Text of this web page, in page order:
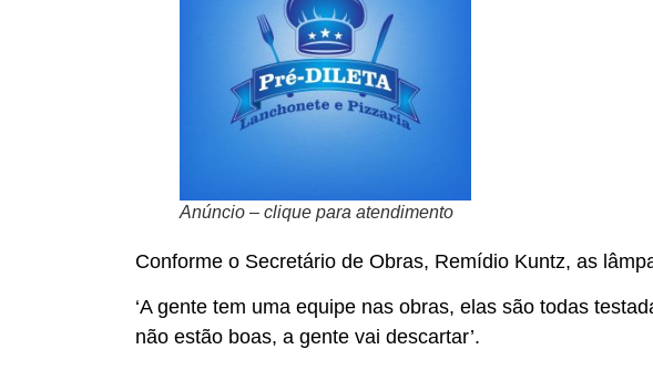
Anúncio – clique para atendimento
Conforme o Secretário de Obras, Remídio Kuntz, as
‘A gente tem uma equipe nas obras, elas são todas
não estão boas, a gente vai descartar’.